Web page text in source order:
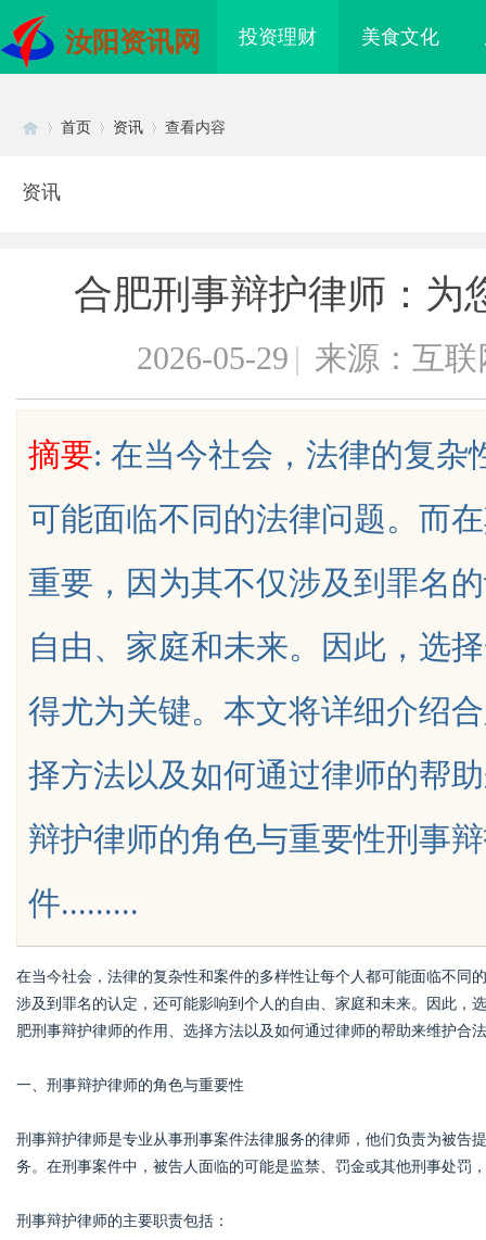
汝阳资讯网 投资理财 美食文化
uz
Bo
首页 资讯 查看内容
资讯
合肥刑事辩护律师：为
2026-05-29 | 来源：互联
摘要: 在当今社会，法律的复杂
可能面临不同的法律问题。而
重要，因为其不仅涉及到罪名
自由、家庭和未来。因此，选
得尤为关键。本文将详细介绍
择方法以及如何通过律师的帮
辩护律师的角色与重要性刑事
件.........
在当今社会，法律的复杂性和案件的多样性让每个人都可能面临不同
涉及到罪名的认定，还可能影响到个人的自由、家庭和未来。因此，
肥刑事辩护律师的作用、选择方法以及如何通过律师的帮助来维护合
一、刑事辩护律师的角色与重要性
刑事辩护律师是专业从事刑事案件法律服务的律师，他们负责为被告
务。在刑事案件中，被告人面临的可能是监禁、罚金或其他刑事处罚
刑事辩护律师的主要职责包括：
平台 功能与优势